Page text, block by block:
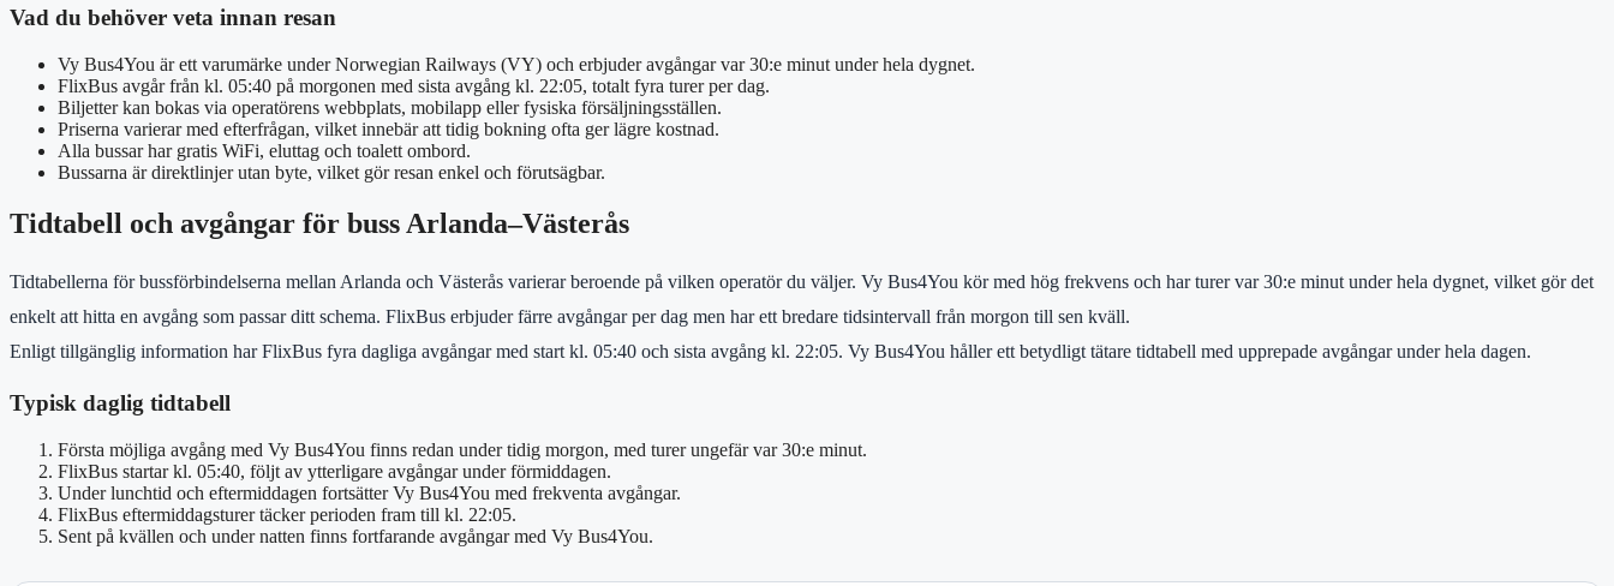
Vad du behöver veta innan resan
Vy Bus4You är ett varumärke under Norwegian Railways (VY) och erbjuder avgångar var 30:e minut under hela dygnet.
FlixBus avgår från kl. 05:40 på morgonen med sista avgång kl. 22:05, totalt fyra turer per dag.
Biljetter kan bokas via operatörens webbplats, mobilapp eller fysiska försäljningsställen.
Priserna varierar med efterfrågan, vilket innebär att tidig bokning ofta ger lägre kostnad.
Alla bussar har gratis WiFi, eluttag och toalett ombord.
Bussarna är direktlinjer utan byte, vilket gör resan enkel och förutsägbar.
Tidtabell och avgångar för buss Arlanda–Västerås
Tidtabellerna för bussförbindelserna mellan Arlanda och Västerås varierar beroende på vilken operatör du väljer. Vy Bus4You kör med hög frekvens och har turer var 30:e minut under hela dygnet, vilket gör det
enkelt att hitta en avgång som passar ditt schema. FlixBus erbjuder färre avgångar per dag men har ett bredare tidsintervall från morgon till sen kväll.
Enligt tillgänglig information har FlixBus fyra dagliga avgångar med start kl. 05:40 och sista avgång kl. 22:05. Vy Bus4You håller ett betydligt tätare tidtabell med upprepade avgångar under hela dagen.
Typisk daglig tidtabell
Första möjliga avgång med Vy Bus4You finns redan under tidig morgon, med turer ungefär var 30:e minut.
FlixBus startar kl. 05:40, följt av ytterligare avgångar under förmiddagen.
Under lunchtid och eftermiddagen fortsätter Vy Bus4You med frekventa avgångar.
FlixBus eftermiddagsturer täcker perioden fram till kl. 22:05.
Sent på kvällen och under natten finns fortfarande avgångar med Vy Bus4You.